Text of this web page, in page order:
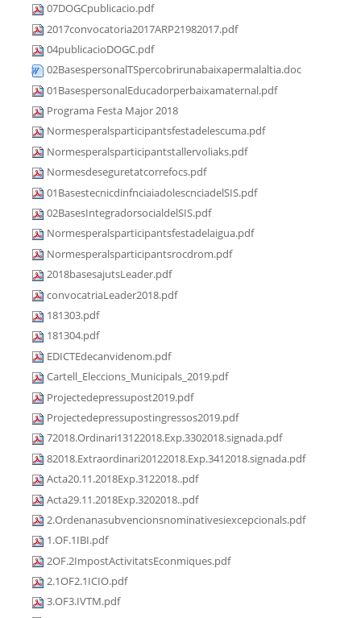
07DOGCpublicacio.pdf
2017convocatoria2017ARP21982017.pdf
04publicacioDOGC.pdf
02BasespersonalTSpercobrirunabaixapermalaltia.doc
01BasespersonalEducadorperbaixamaternal.pdf
Programa Festa Major 2018
Normesperalsparticipantsfestadelescuma.pdf
Normesperalsparticipantstallervoliaks.pdf
Normesdeseguretatcorrefocs.pdf
01BasestecnicdinfnciaiadolescnciadelSIS.pdf
02BasesIntegradorsocialdelSIS.pdf
Normesperalsparticipantsfestadelaigua.pdf
Normesperalsparticipantsrocdrom.pdf
2018basesajutsLeader.pdf
convocatriaLeader2018.pdf
181303.pdf
181304.pdf
EDICTEdecanvidenom.pdf
Cartell_Eleccions_Municipals_2019.pdf
Projectedepressupost2019.pdf
Projectedepressupostingressos2019.pdf
72018.Ordinari13122018.Exp.3302018.signada.pdf
82018.Extraordinari20122018.Exp.3412018.signada.pdf
Acta20.11.2018Exp.3122018..pdf
Acta29.11.2018Exp.3202018..pdf
2.Ordenanasubvencionsnominativesiexcepcionals.pdf
1.OF.1IBI.pdf
2OF.2ImpostActivitatsEconmiques.pdf
2.1OF2.1ICIO.pdf
3.OF3.IVTM.pdf